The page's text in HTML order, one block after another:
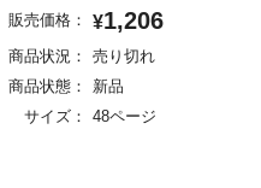
販売価格：
¥1,206
商品状況：
売り切れ
商品状態：
新品
サイズ：
48ページ